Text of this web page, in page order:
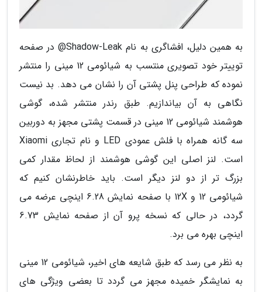
به همین دلیل، افشاگری به نام Shadow-Leak@ در صفحه
توییتر خود تصویری منتسب به شیائومی 12 مینی را منتشر
نموده که طراحی پنل پشتی آن را نشان می دهد. بد نیست
نگاهی به آن بیاندازیم. طبق رندر منتشر شده، گوشی
هوشمند شیائومی 12 مینی در قسمت پشتی مجهز به دوربین
سه گانه همراه با فلش عمودی LED و نام تجاری Xiaomi
است. لنز اصلی این گوشی هوشمند از لحاظ مقدار کمی
بزرگ تر از دو لنز دیگر است. باید خاطرنشان کنیم که
شیائومی 12 و 12X با صفحه نمایش 6.28 اینچی عرضه می
گردد، در حالی که نسخه پرو آن از صفحه نمایش 6.73
اینچی بهره می برد.
به نظر می رسد که طبق شایعه های اخیر، شیائومی 12 مینی
به نمایشگر خمیده مجهز می گردد تا بعضی ویژگی های